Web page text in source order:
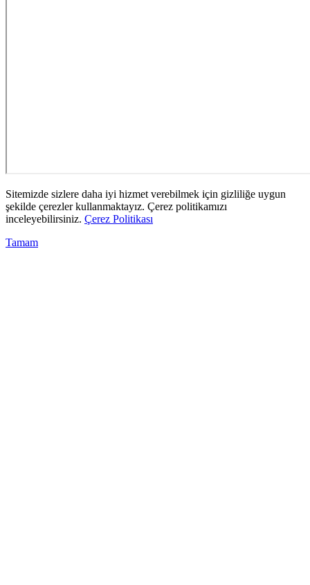
Sitemizde sizlere daha iyi hizmet verebilmek için gizliliğe uygun
şekilde çerezler kullanmaktayız. Çerez politikamızı
inceleyebilirsiniz. Çerez Politikası
Tamam